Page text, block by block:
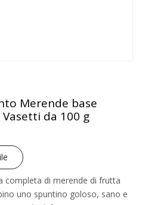
Merende base
da 100 g
completa di merende di frutta
uno spuntino goloso, sano e